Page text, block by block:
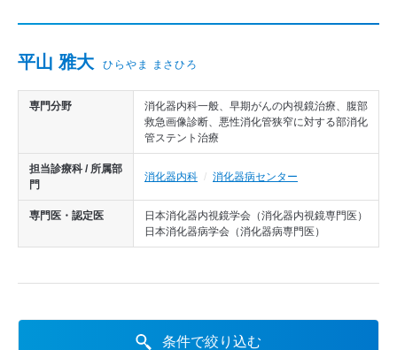
医師から探す
診療実績
平山 雅大 ひらやま まさひろ
専門分野
消化器内科一般、早期がんの内視鏡治療、腹部
救急画像診断、悪性消化管狭窄に対する部消化
管ステント治療
担当診療科 / 所属部
門
消化器内科 消化器病センター
専門医・認定医
日本消化器内視鏡学会（消化器内視鏡専門医）
日本消化器病学会（消化器病専門医）
条件で絞り込む